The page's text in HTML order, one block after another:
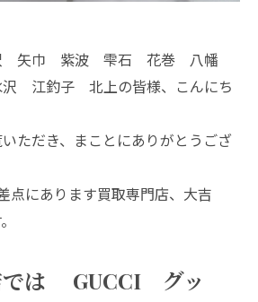
矢巾 紫波 雫石 花巻 八幡
江釣子 北上の皆様、こんにち
ただき、まことにありがとうござ
にあります買取専門店、大吉
は GUCCI グッ